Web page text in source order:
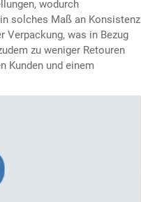
wodurch
solches Maß an Konsistenz
Verpackung, was in Bezug
zu weniger Retouren
Kunden und einem